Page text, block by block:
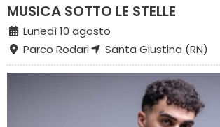
MUSICA SOTTO LE STELLE
Lunedì 10 agosto
Parco Rodari
Santa Giustina (RN)